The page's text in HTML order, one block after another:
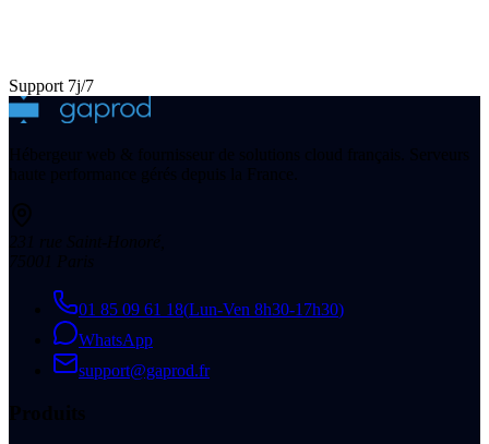
Support 7j/7
01 85 09 61 18(Lun-Ven 8h30-17h30)
WhatsApp
support@gaprod.fr